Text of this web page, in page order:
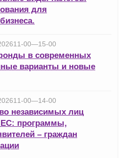
для
11-00—15-00
в современных
варианты и новые
11-00—14-00
независимых лиц
ЕС: программы,
– граждан